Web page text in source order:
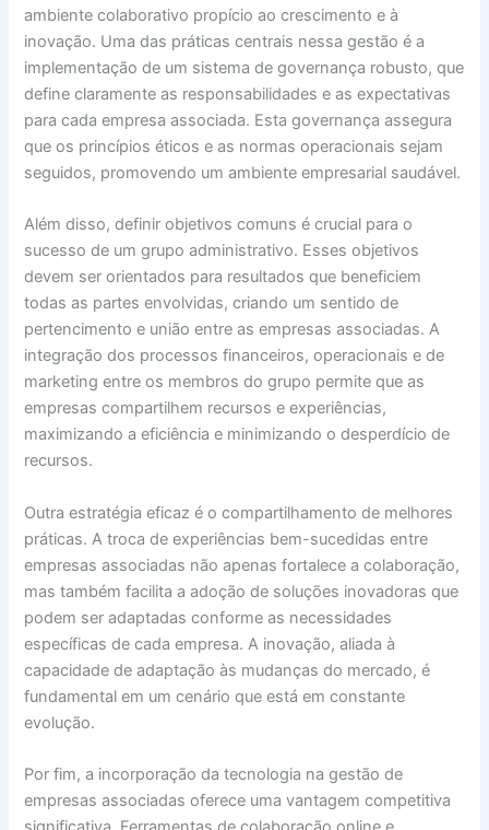
ambiente colaborativo propício ao crescimento e à
inovação. Uma das práticas centrais nessa gestão é a
implementação de um sistema de governança robusto, que
define claramente as responsabilidades e as expectativas
para cada empresa associada. Esta governança assegura
que os princípios éticos e as normas operacionais sejam
seguidos, promovendo um ambiente empresarial saudável.
Além disso, definir objetivos comuns é crucial para o
sucesso de um grupo administrativo. Esses objetivos
devem ser orientados para resultados que beneficiem
todas as partes envolvidas, criando um sentido de
pertencimento e união entre as empresas associadas. A
integração dos processos financeiros, operacionais e de
marketing entre os membros do grupo permite que as
empresas compartilhem recursos e experiências,
maximizando a eficiência e minimizando o desperdício de
recursos.
Outra estratégia eficaz é o compartilhamento de melhores
práticas. A troca de experiências bem-sucedidas entre
empresas associadas não apenas fortalece a colaboração,
mas também facilita a adoção de soluções inovadoras que
podem ser adaptadas conforme as necessidades
específicas de cada empresa. A inovação, aliada à
capacidade de adaptação às mudanças do mercado, é
fundamental em um cenário que está em constante
evolução.
Por fim, a incorporação da tecnologia na gestão de
empresas associadas oferece uma vantagem competitiva